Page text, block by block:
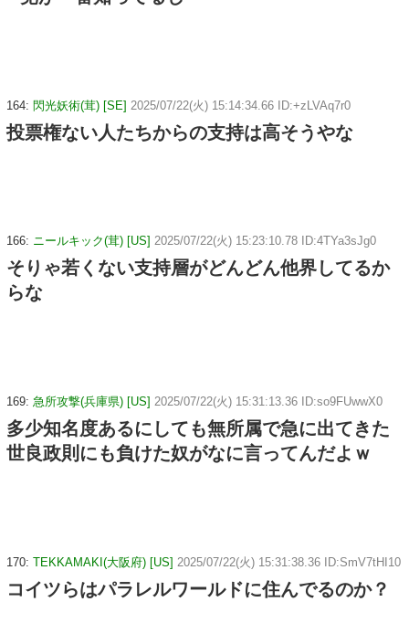
164: 閃光妖術(茸) [SE] 2025/07/22(火) 15:14:34.66 ID:+zLVAq7r0
投票権ない人たちからの支持は高そうやな
166: ニールキック(茸) [US] 2025/07/22(火) 15:23:10.78 ID:4TYa3sJg0
そりゃ若くない支持層がどんどん他界してるか
らな
169: 急所攻撃(兵庫県) [US] 2025/07/22(火) 15:31:13.36 ID:so9FUwwX0
多少知名度あるにしても無所属で急に出てきた
世良政則にも負けた奴がなに言ってんだよｗ
170: TEKKAMAKI(大阪府) [US] 2025/07/22(火) 15:31:38.36 ID:SmV7tHI10
コイツらはパラレルワールドに住んでるのか？